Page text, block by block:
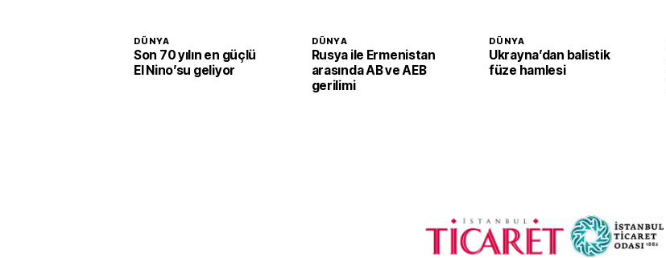
DÜNYA
Son 70 yılın en güçlü
El Nino’su geliyor
DÜNYA
Rusya ile Ermenistan
arasında AB ve AEB
gerilimi
DÜNYA
Ukrayna’dan balistik
füze hamlesi